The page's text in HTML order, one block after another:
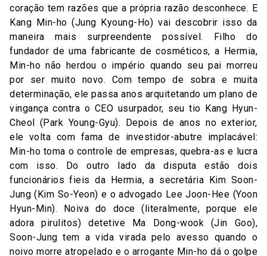
coração tem razões que a própria razão desconhece. E
Kang Min-ho (Jung Kyoung-Ho) vai descobrir isso da
maneira mais surpreendente possível. Filho do
fundador de uma fabricante de cosméticos, a Hermia,
Min-ho não herdou o império quando seu pai morreu
por ser muito novo. Com tempo de sobra e muita
determinação, ele passa anos arquitetando um plano de
vingança contra o CEO usurpador, seu tio Kang Hyun-
Cheol (Park Young-Gyu). Depois de anos no exterior,
ele volta com fama de investidor-abutre implacável:
Min-ho toma o controle de empresas, quebra-as e lucra
com isso. Do outro lado da disputa estão dois
funcionários fieis da Hermia, a secretária Kim Soon-
Jung (Kim So-Yeon) e o advogado Lee Joon-Hee (Yoon
Hyun-Min). Noiva do doce (literalmente, porque ele
adora pirulitos) detetive Ma Dong-wook (Jin Goo),
Soon-Jung tem a vida virada pelo avesso quando o
noivo morre atropelado e o arrogante Min-ho dá o golpe